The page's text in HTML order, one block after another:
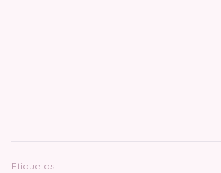
Etiquetas